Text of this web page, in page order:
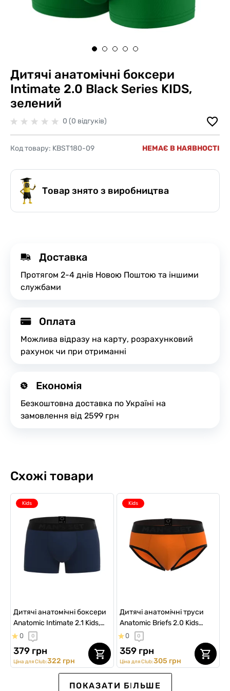
Дитячі анатомічні боксери
Intimate 2.0 Black Series KIDS,
зелений
0 (0 відгуків)
Код товару: KBST180-09 НЕМАЄ В НАЯВНОСТІ
Товар знято з виробництва
Доставка
Протягом 2-4 днів Новою Поштою та іншими
службами
Оплата
Можлива відразу на карту, розрахунковий
рахунок чи при отриманні
Економія
Безкоштовна доставка по Україні на
замовлення від 2599 грн
Схожі товари
Kids
Дитячі анатомічні боксери
Anatomic Intimate 2.1 Kids,
Black Series, темно-синій
0 0
379 грн
Ціна для Club:322 грн
Kids
Дитячі анатомічні труси
Anatomic Briefs 2.0 Kids
Black Series, помаранчевий
0 0
359 грн
Ціна для Club:305 грн
Kids
Kids
Ексклюзив для Клубу Kids
ПОКАЗАТИ БІЛЬШЕ